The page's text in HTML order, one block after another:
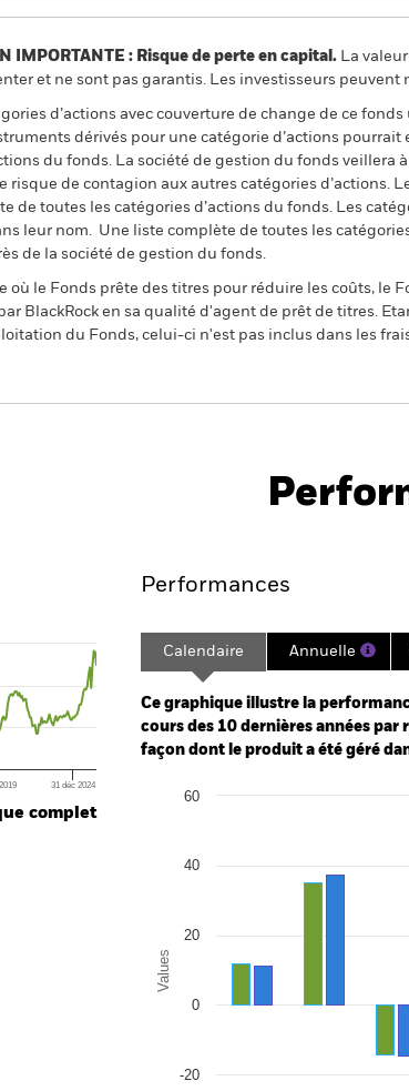
IMPORTANTE : Risque de perte en capital. La
et ne sont pas garantis. Les investisseurs
d’actions avec couverture de change de ce
dérivés pour une catégorie d’actions
du fonds. La société de gestion du fonds
risque de contagion aux autres catégories d’actions.
de toutes les catégories d’actions du fonds. Les
leur nom. Une liste complète de toutes les
de la société de gestion du fonds.
où le Fonds prête des titres pour réduire les coûts, le
BlackRock en sa qualité d'agent de prêt de titres.
du Fonds, celui-ci n'est pas inclus dans les
displaying Time. Range: 2014-05-01 00:00:00 to 2026-07-
displaying values. Range: -50 to 100.
31 déc 2024
complet
Performances
Calendaire Annuelle
Ce graphique illustre la
cours des 10 dernières années par
façon dont le produit a été géré
Bar chart with 2 data series.
Values
-20
0
20
40
60